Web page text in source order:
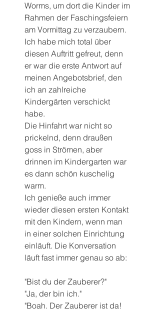
Worms, um dort die Kinder im
Rahmen der Faschingsfeiern
am Vormittag zu verzaubern.
Ich habe mich total über
diesen Auftritt gefreut, denn
er war die erste Antwort auf
meinen Angebotsbrief, den
ich an zahlreiche
Kindergärten verschickt
habe.
Die Hinfahrt war nicht so
prickelnd, denn draußen
goss in Strömen, aber
drinnen im Kindergarten war
es dann schön kuschelig
warm.
Ich genieße auch immer
wieder diesen ersten Kontakt
mit den Kindern, wenn man
in einer solchen Einrichtung
einläuft. Die Konversation
läuft fast immer genau so ab:
"Bist du der Zauberer?"
"Ja, der bin ich."
"Boah. Der Zauberer ist da!